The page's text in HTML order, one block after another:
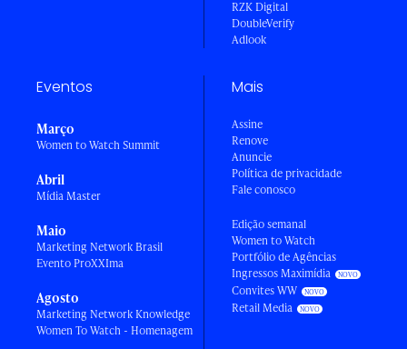
RZK Digital
DoubleVerify
Adlook
Eventos
Março
Women to Watch Summit
Abril
Mídia Master
Maio
Marketing Network Brasil
Evento ProXXIma
Agosto
Marketing Network Knowledge
Women To Watch - Homenagem
Mais
Assine
Renove
Anuncie
Política de privacidade
Fale conosco
Edição semanal
Women to Watch
Portfólio de Agências
Ingressos Maximídia
Convites WW
Retail Media